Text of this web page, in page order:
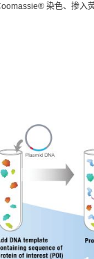
染色、掺入